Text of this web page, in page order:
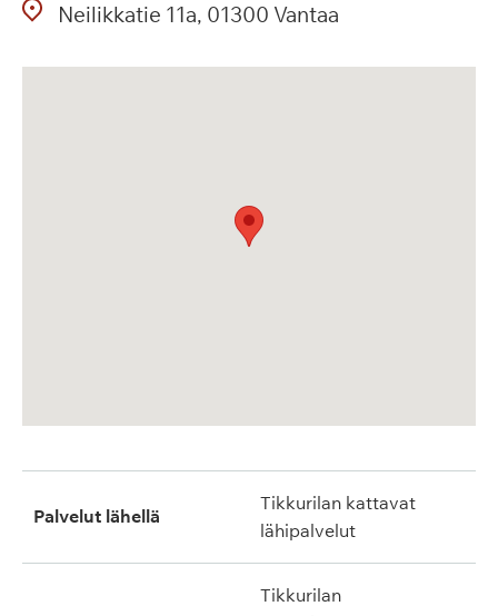
Neilikkatie 11a 01300 Vantaa
Palvelut lähellä
Tikkurilan kattavat
lähipalvelut
Tikkurilan